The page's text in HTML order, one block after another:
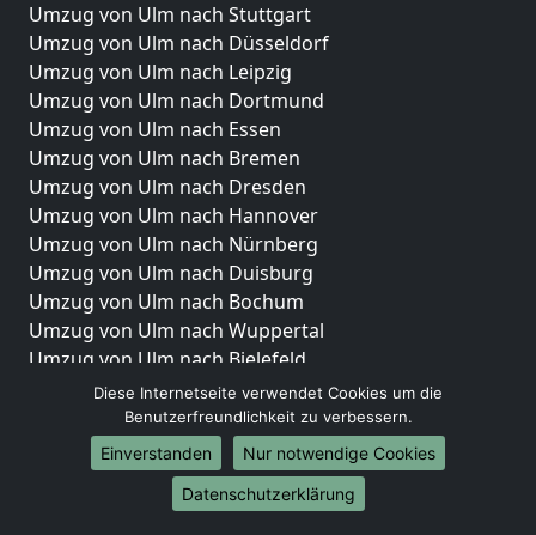
Umzug von Ulm nach Stuttgart
Umzug von Ulm nach Düsseldorf
Umzug von Ulm nach Leipzig
Umzug von Ulm nach Dortmund
Umzug von Ulm nach Essen
Umzug von Ulm nach Bremen
Umzug von Ulm nach Dresden
Umzug von Ulm nach Hannover
Umzug von Ulm nach Nürnberg
Umzug von Ulm nach Duisburg
Umzug von Ulm nach Bochum
Umzug von Ulm nach Wuppertal
Umzug von Ulm nach Bielefeld
Umzug von Ulm nach Bonn
Umzug von Ulm nach Münster
Internationale-Umzüge
Umzug von Ulm nach Brasilien
Diese Internetseite verwendet Cookies um die
Benutzerfreundlichkeit zu verbessern.
Einverstanden
Nur notwendige Cookies
Datenschutzerklärung